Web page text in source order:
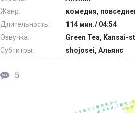
Жанр:
комедия,
Длительность:
114 мин./ 04:54
Озвучка:
Green Tea, Kansai-
Субтитры:
shojosei, Альянс
5